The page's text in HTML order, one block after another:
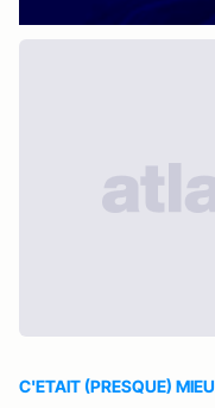
C'ETAIT (PRESQUE)